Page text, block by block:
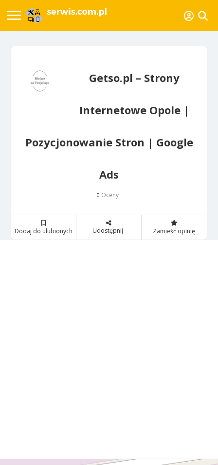
Getso.pl – Strony
Internetowe Opole |
Pozycjonowanie Stron | Google
Ads
0 Oceny
Dodaj do ulubionych Udostępnij Zamieść opinię